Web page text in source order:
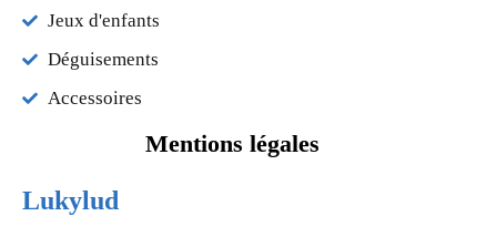
Jeux d'enfants
Déguisements
Accessoires
Mentions légales
Lukylud